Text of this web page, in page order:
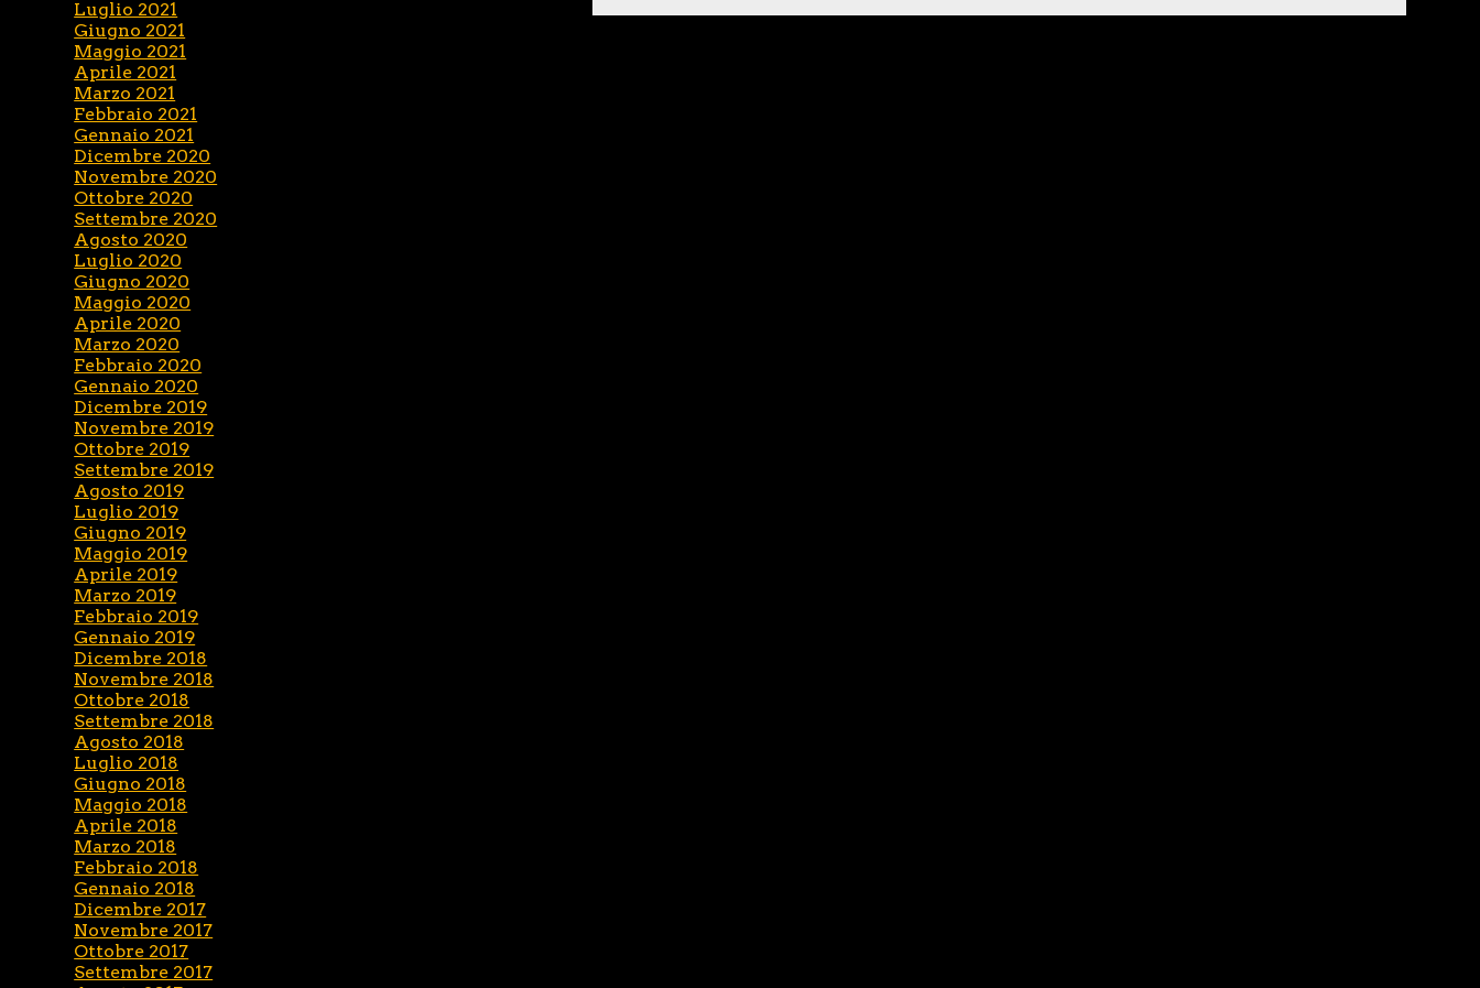
Luglio 2021
Giugno 2021
Maggio 2021
Aprile 2021
Marzo 2021
Febbraio 2021
Gennaio 2021
Dicembre 2020
Novembre 2020
Ottobre 2020
Settembre 2020
Agosto 2020
Luglio 2020
Giugno 2020
Maggio 2020
Aprile 2020
Marzo 2020
Febbraio 2020
Gennaio 2020
Dicembre 2019
Novembre 2019
Ottobre 2019
Settembre 2019
Agosto 2019
Luglio 2019
Giugno 2019
Maggio 2019
Aprile 2019
Marzo 2019
Febbraio 2019
Gennaio 2019
Dicembre 2018
Novembre 2018
Ottobre 2018
Settembre 2018
Agosto 2018
Luglio 2018
Giugno 2018
Maggio 2018
Aprile 2018
Marzo 2018
Febbraio 2018
Gennaio 2018
Dicembre 2017
Novembre 2017
Ottobre 2017
Settembre 2017